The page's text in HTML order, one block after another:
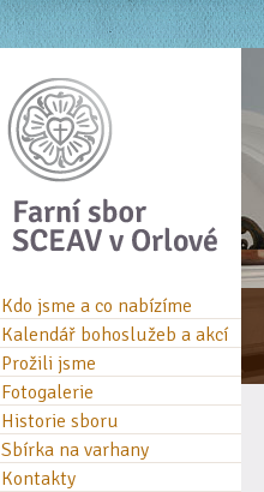
Kdo jsme a co nabízíme
Kalendář bohoslužeb a akcí
Prožili jsme
Fotogalerie
Historie sboru
Sbírka na varhany
Kontakty